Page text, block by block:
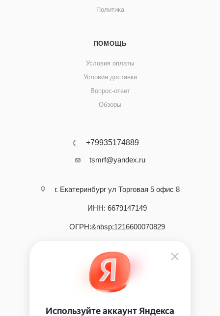
Политика
ПОМОЩЬ
Условия оплаты
Условия доставки
Вопрос-ответ
Обзоры
+79935174889
tsmrf@yandex.ru
г. Екатеринбург ул Торговая 5 офис 8
ИНН: 6679147149
ОГРН:&nbsp;1216600070829